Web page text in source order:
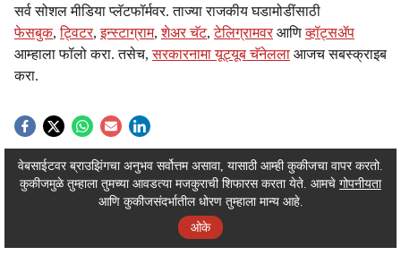
r
e
सर्व सोशल मीडिया प्लॅटफॉर्मवर. ताज्या राजकीय घडामोडींसाठी
फेसबुक,ट्विटर,इन्स्टाग्राम,शेअर चॅट,टेलिग्रामवर आणिव्हॉट्सॲप
आम्हाला फॉलो करा. तसेच,सरकारनामा यूट्यूब चॅनेलला आजच सबस्क्राइब
करा.
ADVERTISEMENT / WIDGET
ADVERTISEMENT / WIDGET
वेबसाईटवर ब्राउझिंगचा अनुभव सर्वोत्तम असावा, यासाठी आम्ही कुकीजचा वापर करतो.
कुकीजमुळे तुम्हाला तुमच्या आवडत्या मजकुराची शिफारस करता येते. आमचे गोपनीयता
आणि कुकीजसंदर्भातील धोरण तुम्हाला मान्य आहे.
ओके